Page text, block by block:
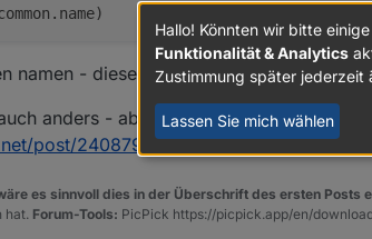
. name)
namen - diesen speichere ich dann in
anders - aber ich glaube, blockly
post/240879
es sinnvoll dies in der Überschrift des ersten Posts
hat. Forum-Tools: PicPick https://picpick.app/en/
Hallo! Könnten wir bitte
Funktionalität & Analytics
Zustimmung später jederzeit
Lassen Sie mich wählen